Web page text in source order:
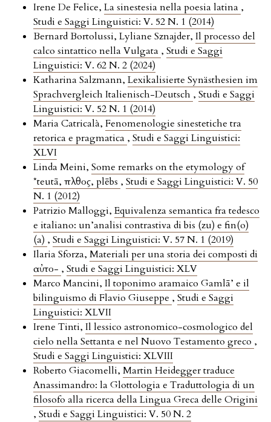
Irene De Felice, La sinestesia nella poesia latina ,
Studi e Saggi Linguistici: V. 52 N. 1 (2014)
Bernard Bortolussi, Lyliane Sznajder, Il processo del
calco sintattico nella Vulgata , Studi e Saggi
Linguistici: V. 62 N. 2 (2024)
Katharina Salzmann, Lexikalisierte Synästhesien im
Sprachvergleich Italienisch-Deutsch , Studi e Saggi
Linguistici: V. 52 N. 1 (2014)
Maria Catricalà, Fenomenologie sinestetiche tra
retorica e pragmatica , Studi e Saggi Linguistici:
XLVI
Linda Meini, Some remarks on the etymology of
*teutā, πλῆθος, plēbs , Studi e Saggi Linguistici: V. 50
N. 1 (2012)
Patrizio Malloggi,Equivalenza semantica fra tedesco
e italiano: un’analisi contrastiva di bis (zu) e fin(o)
(a) , Studi e Saggi Linguistici: V. 57 N. 1 (2019)
Ilaria Sforza, Materiali per una storia dei composti di
αὐτο- , Studi e Saggi Linguistici: XLV
Marco Mancini, Il toponimo aramaico Gamlā’ e il
bilinguismo di Flavio Giuseppe , Studi e Saggi
Linguistici: XLVII
Irene Tinti, Il lessico astronomico-cosmologico del
cielo nella Settanta e nel Nuovo Testamento greco ,
Studi e Saggi Linguistici: XLVIII
Roberto Giacomelli, Martin Heidegger traduce
Anassimandro: la Glottologia e Traduttologia di un
filosofo alla ricerca della Lingua Greca delle Origini
, Studi e Saggi Linguistici: V. 50 N. 2